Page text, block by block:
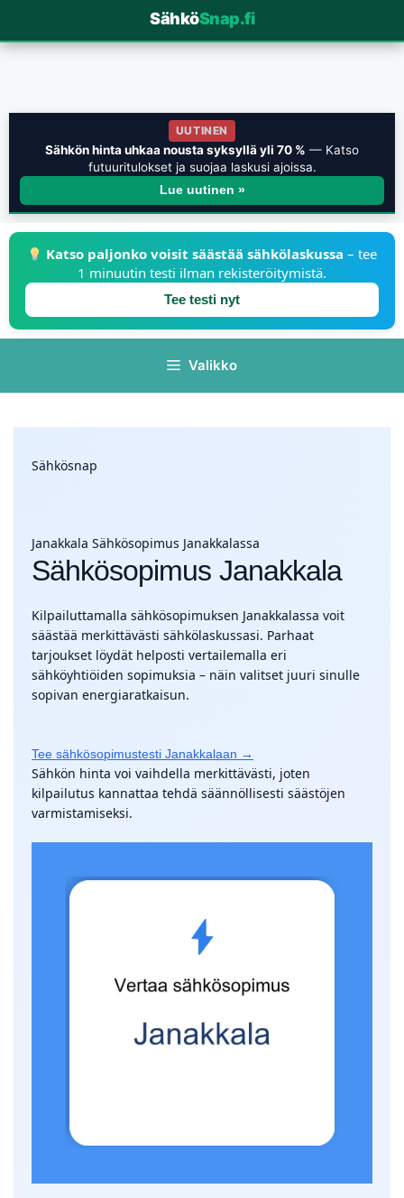
SähköSnap.fi
UUTINEN
Sähkön hinta uhkaa nousta syksyllä yli 70 % — Katso
futuuritulokset ja suojaa laskusi ajoissa.
Lue uutinen »
Katso paljonko voisit säästää sähkölaskussa – tee
1 minuutin testi ilman rekisteröitymistä.
Tee testi nyt
Valikko
Sähkösnap
Janakkala Sähkösopimus Janakkalassa
Sähkösopimus Janakkala
Kilpailuttamalla sähkösopimuksen Janakkalassa voit
säästää merkittävästi sähkölaskussasi. Parhaat
tarjoukset löydät helposti vertailemalla eri
sähköyhtiöiden sopimuksia – näin valitset juuri sinulle
sopivan energiaratkaisun.
Tee sähkösopimustesti Janakkalaan →
Sähkön hinta voi vaihdella merkittävästi, joten
kilpailutus kannattaa tehdä säännöllisesti säästöjen
varmistamiseksi.